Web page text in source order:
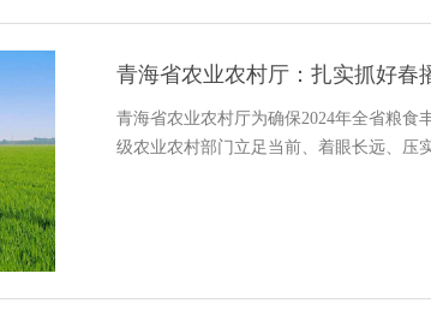
青海省农业农村厅：扎实抓好春
青海省农业农村厅为确保2024年全省粮食
级农业农村部门立足当前、着眼长远、压